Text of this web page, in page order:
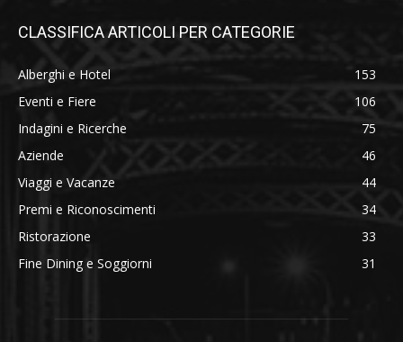
CLASSIFICA ARTICOLI PER CATEGORIE
Alberghi e Hotel
153
Eventi e Fiere
106
Indagini e Ricerche
75
Aziende
46
Viaggi e Vacanze
44
Premi e Riconoscimenti
34
Ristorazione
33
Fine Dining e Soggiorni
31